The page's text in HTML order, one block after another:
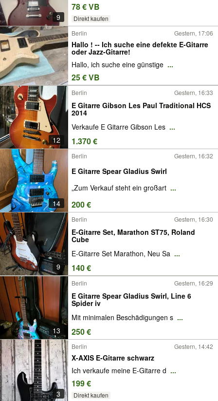
9
78 € VB
Direkt kaufen
Berlin
Gestern, 17:06
Hallo ! -- Ich suche eine defekte E-Gitarre
oder Jazz-Gitarre!
Hallo, ich suche eine günstige ...
25 € VB
12
Berlin Gestern, 16:33
E Gitarre Gibson Les Paul Traditional HCS
2014
Verkaufe E Gitarre Gibson Les ...
1.370 €
14
Berlin Gestern, 16:32
E Gitarre Spear Gladius Swirl
„Zum Verkauf steht ein großart ...
200 €
9
Berlin Gestern, 16:30
E-Gitarre Set, Marathon ST75, Roland
Cube
E-Gitarre Set Marathon, Neu Sa ...
140 €
13
Berlin Gestern, 16:29
E Gitarre Spear Gladius Swirl, Line 6
Spider iv
Mit minimalen Beschädigungen s ...
250 €
3
Berlin Gestern, 14:42
X-AXIS E-Gitarre schwarz
Ich verkaufe meine E-Gitarre d ...
199 €
Direkt kaufen